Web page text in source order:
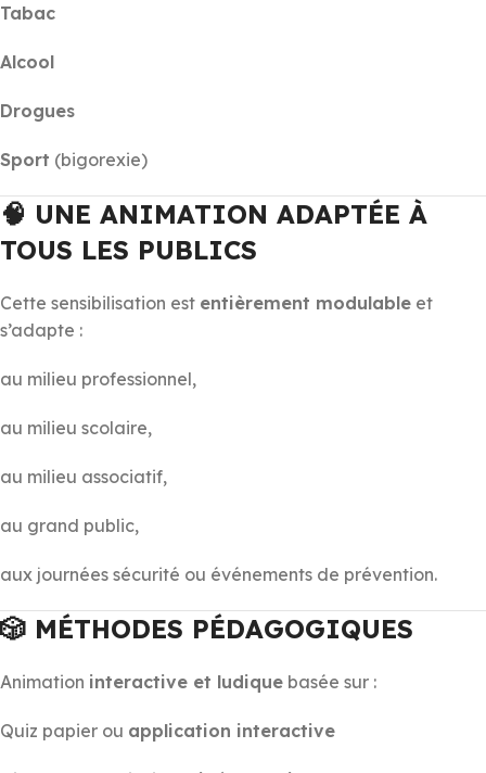
Tabac
Alcool
Drogues
Sport (bigorexie)
🧠 UNE ANIMATION ADAPTÉE À
TOUS LES PUBLICS
Cette sensibilisation est entièrement modulable et
s’adapte :
au milieu professionnel,
au milieu scolaire,
au milieu associatif,
au grand public,
aux journées sécurité ou événements de prévention.
🎲 MÉTHODES PÉDAGOGIQUES
Animation interactive et ludique basée sur :
Quiz papier ou application interactive